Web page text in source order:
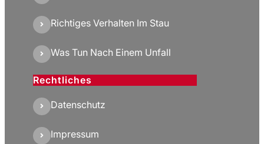
Richtiges Verhalten Im Stau
Was Tun Nach Einem Unfall
Rechtliches
Datenschutz
Impressum